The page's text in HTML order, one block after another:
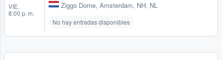
VIE.
8:00 p. m.
Ziggo Dome, Amsterdam, NH, NL
No hay entradas disponibles